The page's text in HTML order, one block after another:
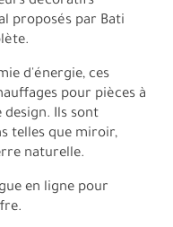
proposés par Bati
d'énergie, ces
pour pièces à
Ils sont
telles que miroir,
naturelle.
en ligne pour